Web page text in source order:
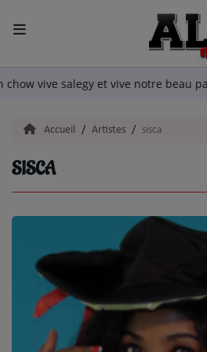
chow vive salegy et vive notre
ACCUEIL
LA RADIO
ARTISTES
TITRES DIFFUSÉS
EQUIPE
QUI SOMMES NOUS?
podcast
Accueil Artistes sisca
SISCA